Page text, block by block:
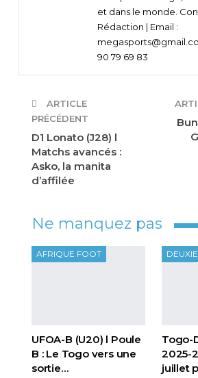
et dans le monde.
Rédaction | Email :
90 79 69 83
ARTICLE
PRÉCÉDENT
D1 Lonato (J28) l
Matchs avancés :
Asko, la manita
d’affilée
Ne manquez pas
AFRIQUE FOOT
UFOA-B (U20) l Poule
B : Le Togo vers une
sortie…
Togo-
2025-
juillet